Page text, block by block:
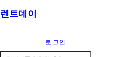
렌트데이
로그인